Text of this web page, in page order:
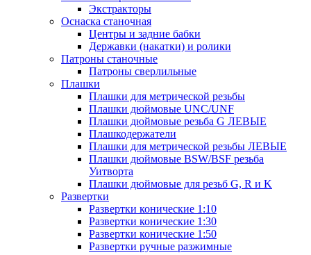
Экстракторы
Оснаска станочная
Центры и задние бабки
Державки (накатки) и ролики
Патроны станочные
Патроны сверлильные
Плашки
Плашки для метрической резьбы
Плашки дюймовые UNC/UNF
Плашки дюймовые резьба G ЛЕВЫЕ
Плашкодержатели
Плашки для метрической резьбы ЛЕВЫЕ
Плашки дюймовые BSW/BSF резьба
Уитворта
Плашки дюймовые для резьб G, R и K
Развертки
Развертки конические 1:10
Развертки конические 1:30
Развертки конические 1:50
Развертки ручные разжимные